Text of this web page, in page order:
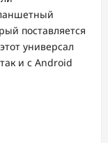
поставляется
универсал
и с Android